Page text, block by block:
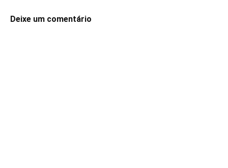
Deixe um comentário